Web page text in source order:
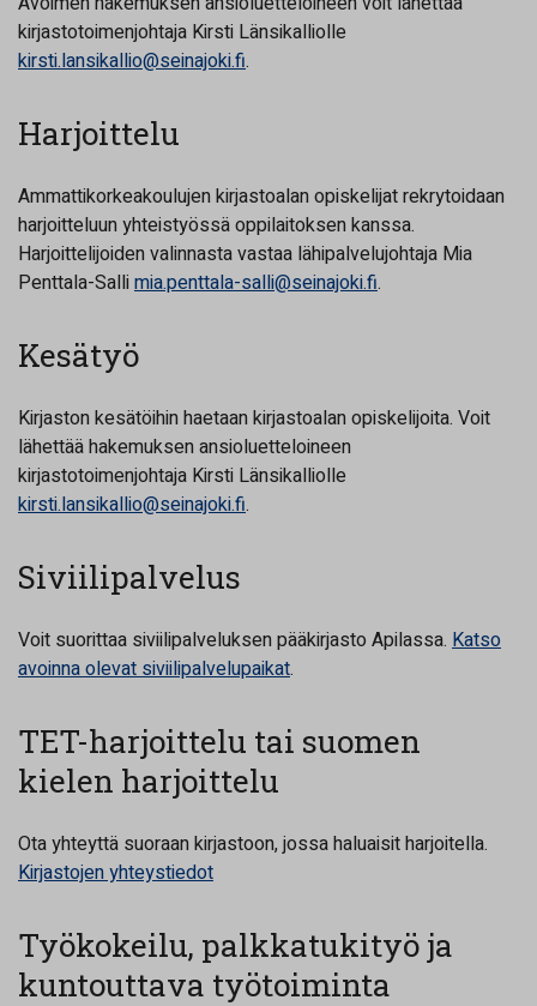
kirjastotoimenjohtaja Kirsti Länsikalliolle
kirsti.lansikallio@seinajoki.fi.
Harjoittelu
Ammattikorkeakoulujen kirjastoalan opiskelijat rekrytoidaan
harjoitteluun yhteistyössä oppilaitoksen kanssa.
Harjoittelijoiden valinnasta vastaa lähipalvelujohtaja Mia
Penttala-Sallimia.penttala-salli@seinajoki.fi.
Kesätyö
Kirjaston kesätöihin haetaan kirjastoalan opiskelijoita. Voit
lähettää hakemuksen ansioluetteloineen
kirjastotoimenjohtaja Kirsti Länsikalliolle
kirsti.lansikallio@seinajoki.fi.
Siviilipalvelus
Voit suorittaa siviilipalveluksen pääkirjasto Apilassa. Katso
avoinna olevat siviilipalvelupaikat.
TET-harjoittelu tai suomen
kielen harjoittelu
Ota yhteyttä suoraan kirjastoon, jossa haluaisit harjoitella.
Kirjastojen yhteystiedot
Työkokeilu, palkkatukityö ja
kuntouttava työtoiminta